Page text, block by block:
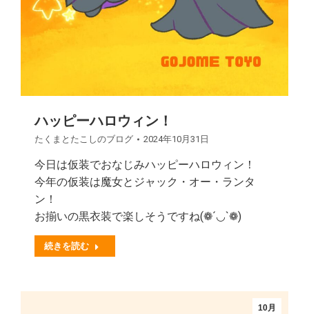
ハッピーハロウィン！
たくまとたこしのブログ 2024年10月31日
今日は仮装でおなじみハッピーハロウィン！
今年の仮装は魔女とジャック・オー・ランタ
ン！
お揃いの黒衣装で楽しそうですね(❁´◡`❁)
続きを読む
10月